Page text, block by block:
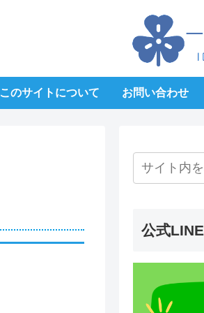
このサイトについて お問い合わせ
公式LINE